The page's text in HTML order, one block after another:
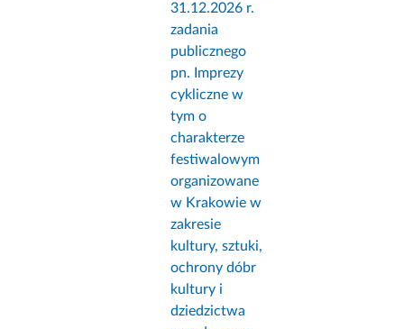
31.12.2026 r.
zadania
publicznego
pn. Imprezy
cykliczne w
tym o
charakterze
festiwalowym
organizowane
w Krakowie w
zakresie
kultury, sztuki,
ochrony dóbr
kultury i
dziedzictwa